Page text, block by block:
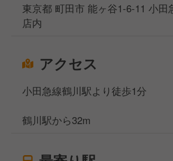
東京都 町田市 能ヶ谷1-6-11 小田
店内
アクセス
小田急線鶴川駅より徒歩1分
鶴川駅から32m